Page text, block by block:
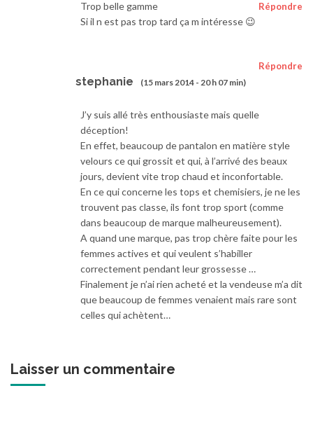
Répondre
Trop belle gamme
Si il n est pas trop tard ça m intéresse 😉
stephanie (15 mars 2014 - 20 h 07 min)
Répondre
J’y suis allé très enthousiaste mais quelle
déception!
En effet, beaucoup de pantalon en matière style
velours ce qui grossit et qui, à l’arrivé des beaux
jours, devient vite trop chaud et inconfortable.
En ce qui concerne les tops et chemisiers, je ne les
trouvent pas classe, ils font trop sport (comme
dans beaucoup de marque malheureusement).
A quand une marque, pas trop chère faite pour les
femmes actives et qui veulent s’habiller
correctement pendant leur grossesse …
Finalement je n’ai rien acheté et la vendeuse m’a dit
que beaucoup de femmes venaient mais rare sont
celles qui achètent…
Laisser un commentaire